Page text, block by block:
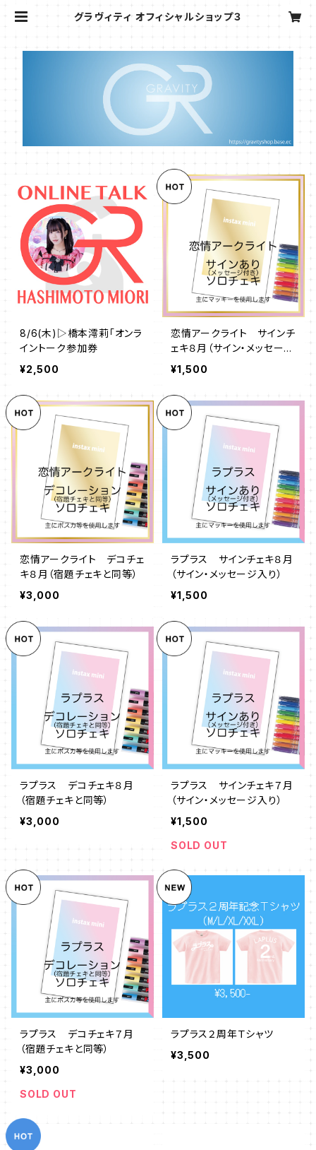
グラヴィティ オフィシャルショップ３
8/6(木)▷橋本澪莉「オンラ
イントーク参加券
¥2,500
恋情アークライト サインチ
ェキ８月（サイン・メッセージ
入り）
¥1,500
恋情アークライト デコチェ
キ８月（宿題チェキと同等）
¥3,000
ラプラス サインチェキ８月
（サイン・メッセージ入り）
¥1,500
ラプラス デコチェキ８月
（宿題チェキと同等）
¥3,000
ラプラス サインチェキ７月
（サイン・メッセージ入り）
¥1,500
SOLD OUT
ラプラス デコチェキ７月
（宿題チェキと同等）
¥3,000
SOLD OUT
ラプラス２周年Ｔシャツ
¥3,500